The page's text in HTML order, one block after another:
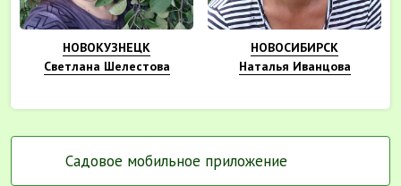
НОВОКУЗНЕЦК
Светлана Шелестова
НОВОСИБИРСК
Наталья Иванцова
Садовое мобильное приложение